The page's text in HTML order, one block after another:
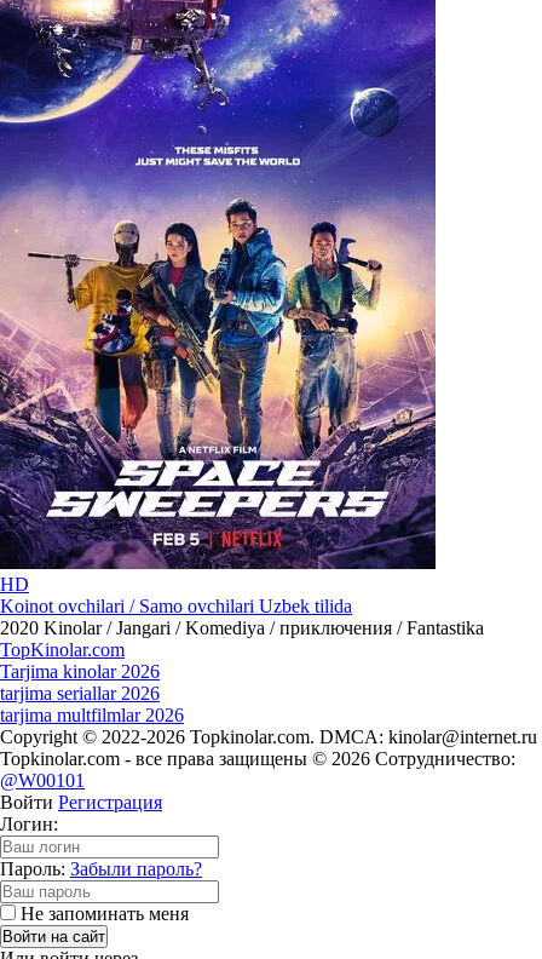
HD
Koinot ovchilari / Samo ovchilari Uzbek tilida
2020 Kinolar / Jangari / Komediya / приключения / Fantastika
TopKinolar.com
Tarjima kinolar 2026
tarjima seriallar 2026
tarjima multfilmlar 2026
Copyright © 2022-2026 Topkinolar.com. DMCA: kinolar@internet.ru
Topkinolar.com - все права защищены © 2026 Сотрудничество:
@W00101
Войти Регистрация
Логин:
Пароль: Забыли пароль?
Не запоминать меня
Войти на сайт